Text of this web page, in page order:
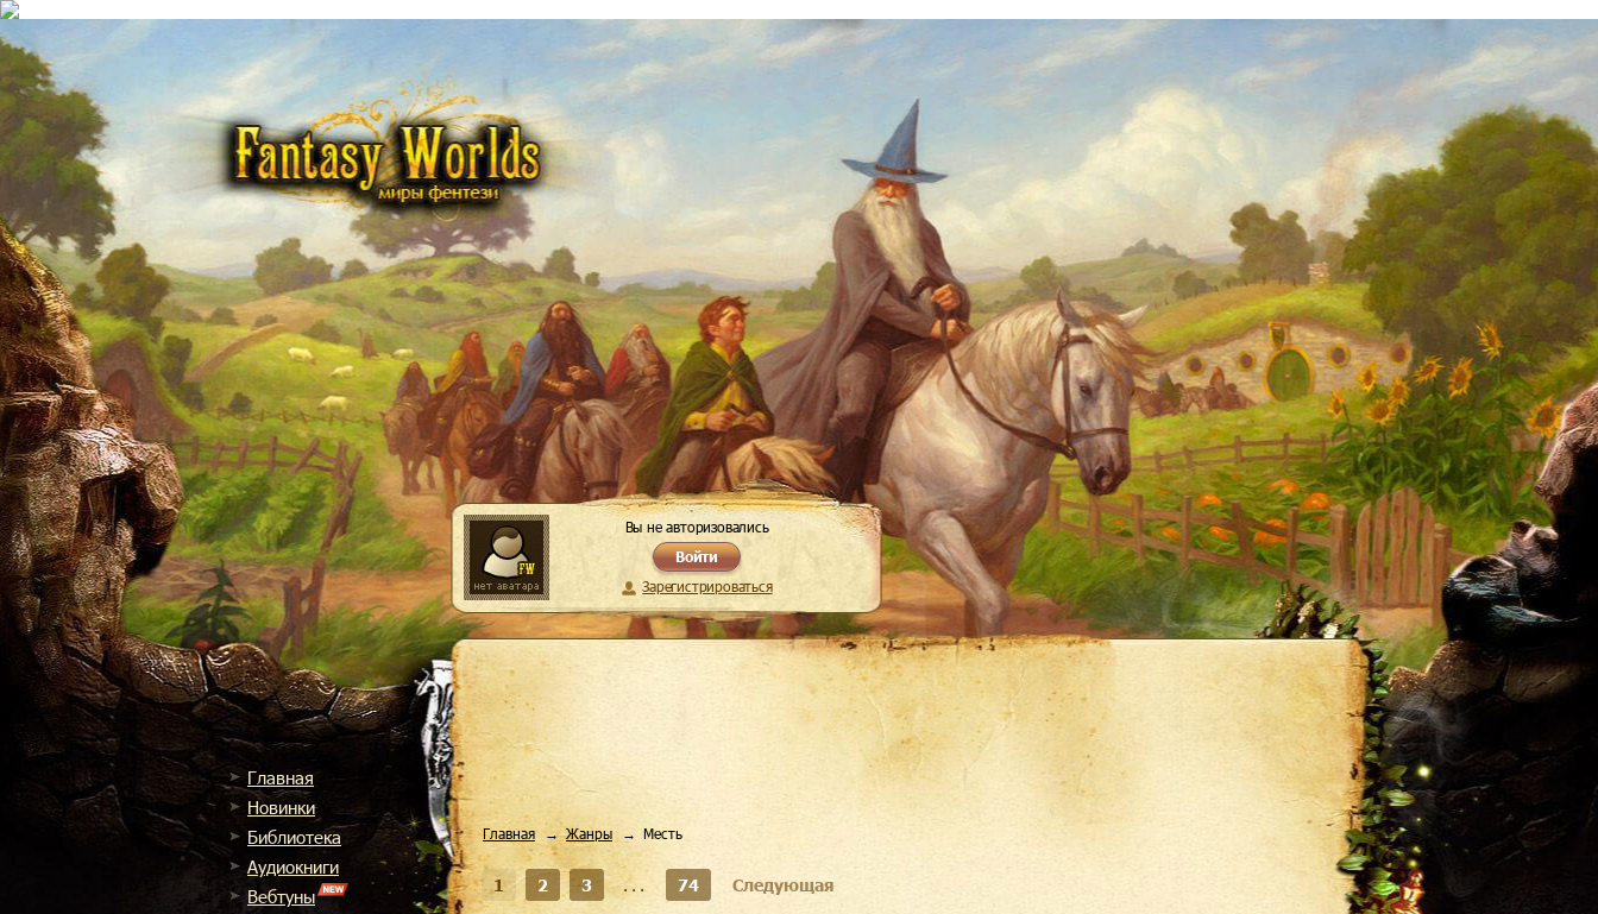
Вы не авторизовались
Войти
Зарегистрироваться
Главная
Новинки
Библиотека
Аудиокниги
Вебтуны
Главная Жанры Месть
1 2 3 ... 74 Следующая